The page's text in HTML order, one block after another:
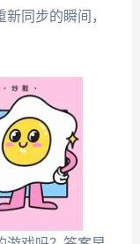
同步的瞬间，